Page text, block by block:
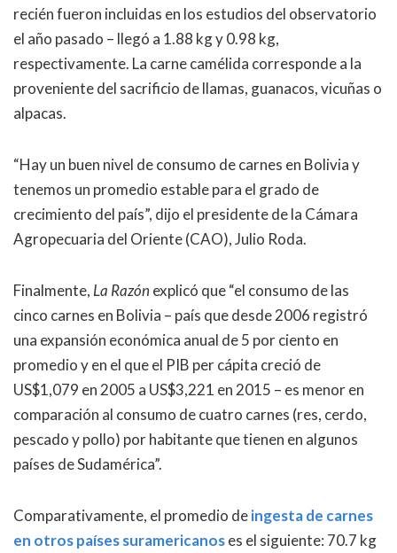
recién fueron incluidas en los estudios del observatorio
el año pasado – llegó a 1.88 kg y 0.98 kg,
respectivamente. La carne camélida corresponde a la
proveniente del sacrificio de llamas, guanacos, vicuñas o
alpacas.
“Hay un buen nivel de consumo de carnes en Bolivia y
tenemos un promedio estable para el grado de
crecimiento del país”, dijo el presidente de la Cámara
Agropecuaria del Oriente (CAO), Julio Roda.
Finalmente, La Razón explicó que “el consumo de las
cinco carnes en Bolivia – país que desde 2006 registró
una expansión económica anual de 5 por ciento en
promedio y en el que el PIB per cápita creció de
US$1,079 en 2005 a US$3,221 en 2015 – es menor en
comparación al consumo de cuatro carnes (res, cerdo,
pescado y pollo) por habitante que tienen en algunos
países de Sudamérica”.
Comparativamente, el promedio deingesta de carnes
en otros países suramericanoses el siguiente: 70.7 kg